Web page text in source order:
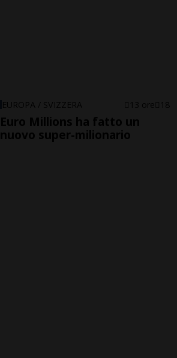
EUROPA / SVIZZERA 13 ore 18
Euro Millions ha fatto un
nuovo super-milionario